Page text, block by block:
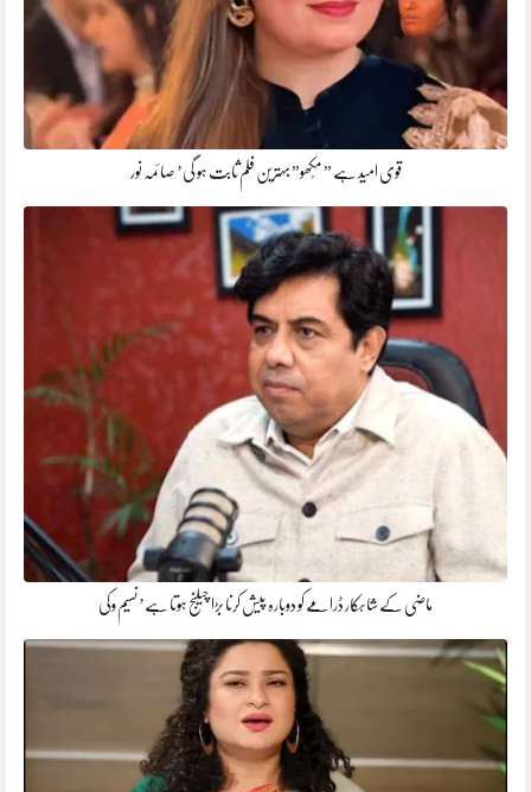
قوی امید ہے ” مُکھو” بہترین فلم ثابت ہو گی’ صائمہ نور
ماضی کے شاہکار ڈرامے کو دوبارہ پیش کرنا بڑا چیلنج ہوتا ہے’ نسیم وکی